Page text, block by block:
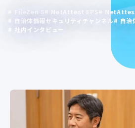
FileZen S
自治体情報セキュリティチャンネル
自治
社内インタビュー